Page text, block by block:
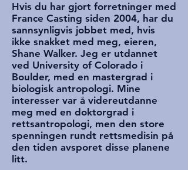
Hvis du har gjort forretninger med
France Casting siden 2004, har du
sannsynligvis jobbet med, hvis
ikke snakket med meg, eieren,
Shane Walker. Jeg er utdannet
ved University of Colorado i
Boulder, med en mastergrad i
biologisk antropologi. Mine
interesser var å videreutdanne
meg med en doktorgrad i
rettsantropologi, men den store
spenningen rundt rettsmedisin på
den tiden avsporet disse planene
litt.